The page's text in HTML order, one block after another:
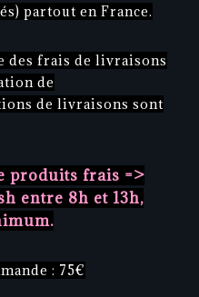
partout en France.
des frais de livraisons
de
de livraisons sont
produits frais =>
entre 8h et 13h,
: 75€